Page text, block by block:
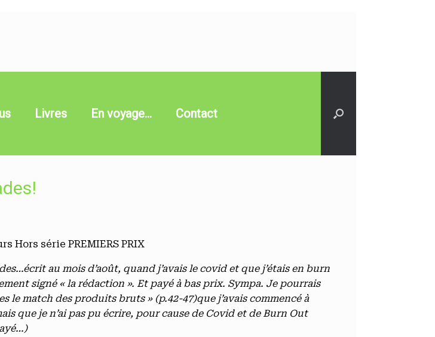
Livres En voyage… Contact
Hors série PREMIERS PRIX
au mois d’août, quand j’avais le covid et que j’étais en burn
signé « la rédaction ». Et payé à bas prix. Sympa. Je pourrais
match des produits bruts » (p.42-47)que j’avais commencé à
que je n’ai pas pu écrire, pour cause de Covid et de Burn Out